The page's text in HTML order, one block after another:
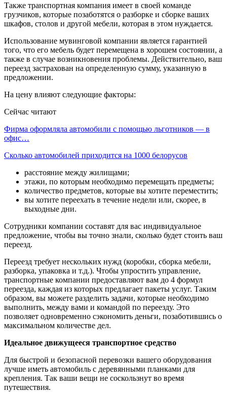
Также транспортная компания имеет в своей команде
грузчиков, которые позаботятся о разборке и сборке ваших
шкафов, столов и другой мебели, которая в этом нуждается.
Использование мувинговой компании является гарантией
того, что его мебель будет перемещена в хорошем состоянии, а
также в случае возникновения проблемы. Действительно, ваш
переезд застрахован на определенную сумму, указанную в
предложении.
На цену влияют следующие факторы:
Сейчас читают
Фирма оформляла автомобили с помощью льготников — в
офис…
Сколько автомобилей приходится на 1000 белорусов
расстояние между жилищами;
этажи, по которым необходимо перемещать предметы;
количество предметов, которые вы хотите переместить;
вы хотите переехать в течение недели или, скорее, в
выходные дни.
Сотрудники компании составят для вас индивидуальное
предложение, чтобы вы точно знали, сколько будет стоить ваш
переезд.
Переезд требует нескольких нужд (коробки, сборка мебели,
разборка, упаковка и т.д.). Чтобы упростить управление,
транспортные компании предоставляют вам до 4 формул
переезда, каждая из которых предлагает пакеты услуг. Таким
образом, вы можете разделить задачи, которые необходимо
выполнить, между вами и командой по переезду. Это
позволяет одновременно сэкономить деньги, позаботившись о
максимальном количестве дел.
Идеальное движущееся транспортное средство
Для быстрой и безопасной перевозки вашего оборудования
лучше иметь автомобиль с деревянными планками для
крепления. Так ваши вещи не соскользнут во время
путешествия.